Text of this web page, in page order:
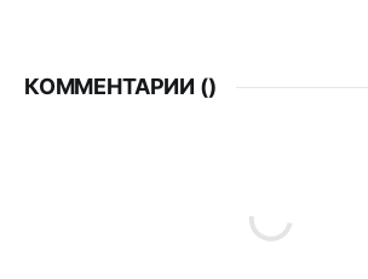
КОММЕНТАРИИ ()